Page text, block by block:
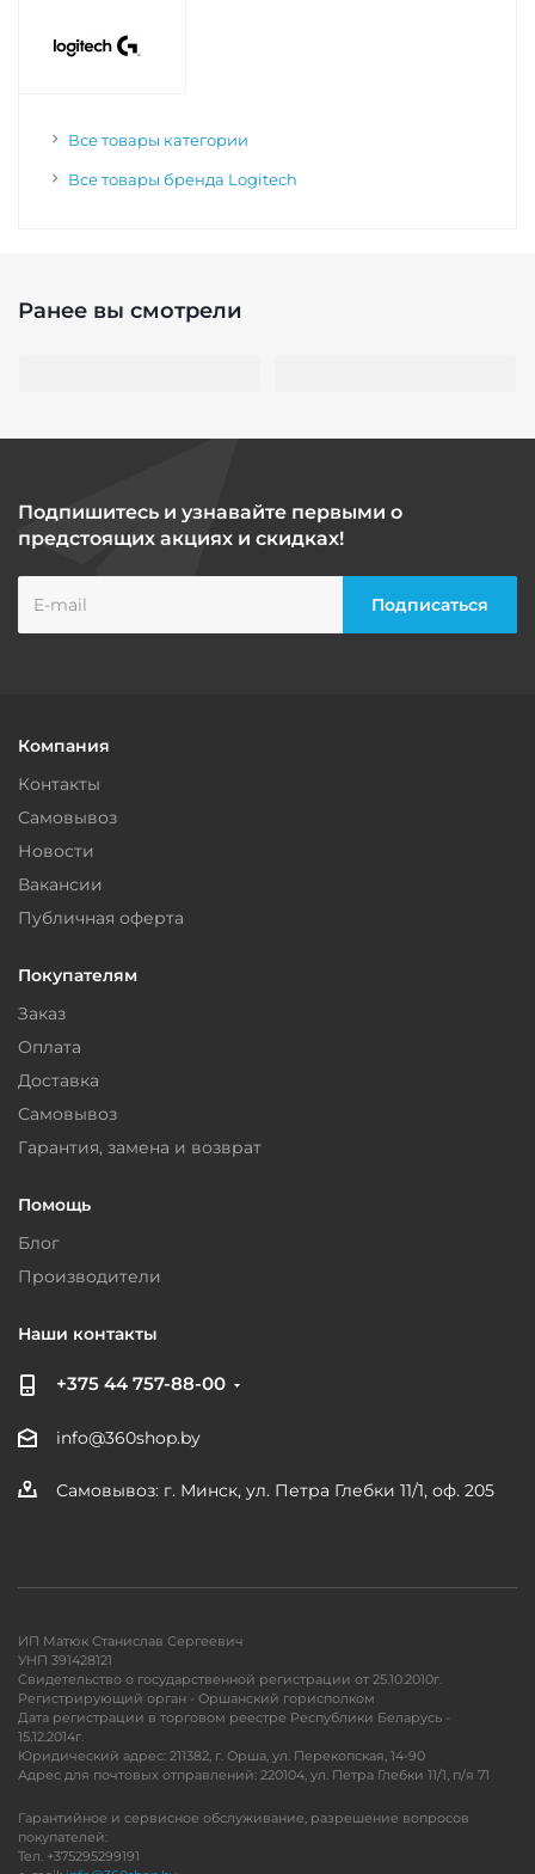
Все товары категории
Все товары бренда Logitech
Ранее вы смотрели
Подпишитесь и узнавайте первыми о
предстоящих акциях и скидках!
Компания
Контакты
Самовывоз
Новости
Вакансии
Публичная оферта
Покупателям
Заказ
Оплата
Доставка
Самовывоз
Гарантия, замена и возврат
Помощь
Блог
Производители
Наши контакты
+375 44 757-88-00
info@360shop.by
Самовывоз: г. Минск, ул. Петра Глебки 11/1, оф. 205
ИП Матюк Станислав Сергеевич
УНП 391428121
Свидетельство о государственной регистрации от 25.10.2010г.
Регистрирующий орган - Оршанский горисполком
Дата регистрации в торговом реестре Республики Беларусь -
15.12.2014г.
Юридический адрес: 211382, г. Орша, ул. Перекопская, 14-90
Адрес для почтовых отправлений: 220104, ул. Петра Глебки 11/1, п/я 71
Гарантийное и сервисное обслуживание, разрешение вопросов
покупателей:
Тел. +375295299191